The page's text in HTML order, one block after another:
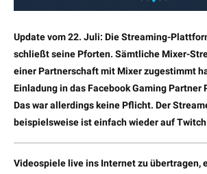
Update vom 22. Juli: Die Streaming-
schließt seine Pforten. Sämtliche Mixer-
einer Partnerschaft mit Mixer zugestimmt
Einladung in das Facebook Gaming Partner
Das war allerdings keine Pflicht. Der
beispielsweise ist einfach wieder auf
Videospiele live ins Internet zu übertragen,